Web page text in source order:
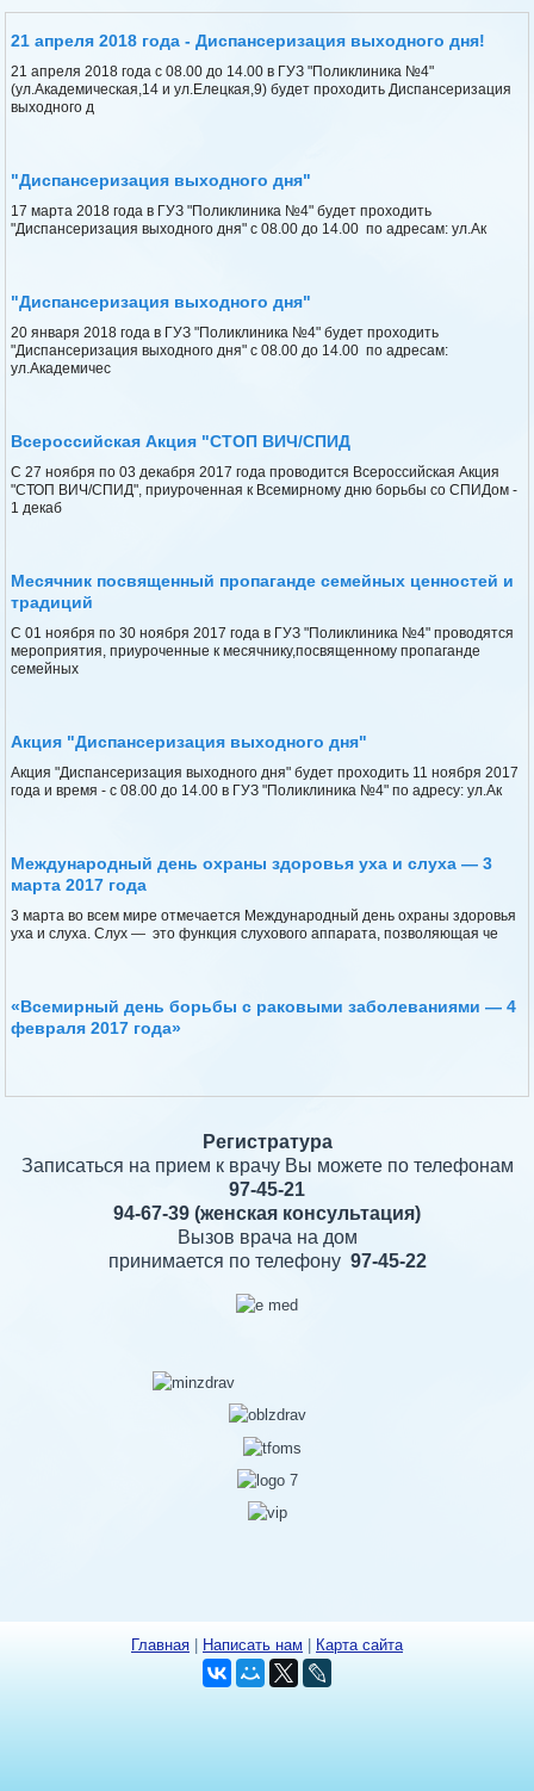
21 апреля 2018 года - Диспансеризация выходного дня!
21 апреля 2018 года с 08.00 до 14.00 в ГУЗ "Поликлиника №4"
(ул.Академическая,14 и ул.Елецкая,9) будет проходить Диспансеризация
выходного д
"Диспансеризация выходного дня"
17 марта 2018 года в ГУЗ "Поликлиника №4" будет проходить
"Диспансеризация выходного дня" с 08.00 до 14.00 по адресам: ул.Ак
"Диспансеризация выходного дня"
20 января 2018 года в ГУЗ "Поликлиника №4" будет проходить
"Диспансеризация выходного дня" с 08.00 до 14.00 по адресам:
ул.Академичес
Всероссийская Акция "СТОП ВИЧ/СПИД
С 27 ноября по 03 декабря 2017 года проводится Всероссийская Акция
"СТОП ВИЧ/СПИД", приуроченная к Всемирному дню борьбы со СПИДом -
1 декаб
Месячник посвященный пропаганде семейных ценностей и
традиций
С 01 ноября по 30 ноября 2017 года в ГУЗ "Поликлиника №4" проводятся
мероприятия, приуроченные к месячнику,посвященному пропаганде
семейных
Акция "Диспансеризация выходного дня"
Акция "Диспансеризация выходного дня" будет проходить 11 ноября 2017
года и время - с 08.00 до 14.00 в ГУЗ "Поликлиника №4" по адресу: ул.Ак
Международный день охраны здоровья уха и слуха — 3
марта 2017 года
3 марта во всем мире отмечается Международный день охраны здоровья
уха и слуха. Слух — это функция слухового аппарата, позволяющая че
«Всемирный день борьбы с раковыми заболеваниями — 4
февраля 2017 года»
Регистратура
Записаться на прием к врачу Вы можете по телефонам
97-45-21
94-67-39 (женская консультация)
Вызов врача на дом
принимается по телефону 97-45-22
Главная Написать нам Карта сайта